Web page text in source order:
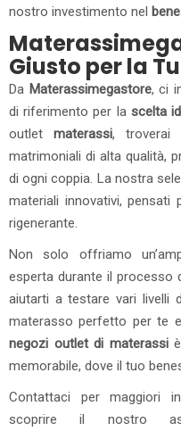
nostro investimento nel
Giusto per la
Da Materassimegastore, ci
di riferimento per la scelta
outlet materassi, troverai
matrimoniali di alta qualità,
di ogni coppia. La nostra
materiali innovativi,
rigenerante.
Non solo offriamo
esperta durante il processo
aiutarti a testare vari livelli
materasso perfetto per te
negozi outlet di materassiè
memorabile, dove il tuo
Contattaci per maggiori
scoprire il nostro